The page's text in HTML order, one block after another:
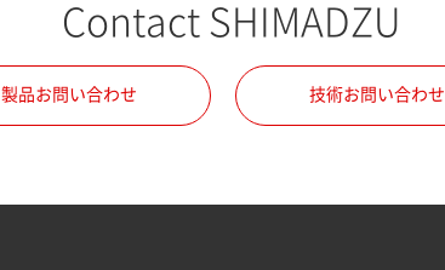
Contact SHIMADZU
製品お問い合わせ 技術お問い合わせ